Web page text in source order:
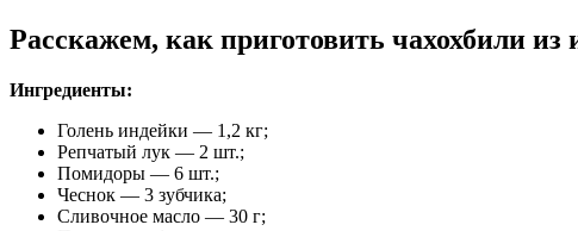
Расскажем, как приготовить чахохбили
Ингредиенты:
Голень индейки — 1,2 кг;
Репчатый лук — 2 шт.;
Помидоры — 6 шт.;
Чеснок — 3 зубчика;
Сливочное масло — 30 г;